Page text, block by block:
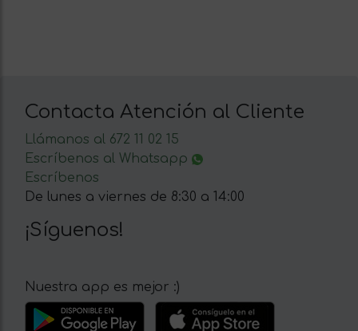
Contacta Atención al Cliente
Llámanos al 672 11 02 15
Escríbenos al Whatsapp
Escríbenos
De lunes a viernes de 8:30 a 14:00
¡Síguenos!
Nuestra app es mejor :)